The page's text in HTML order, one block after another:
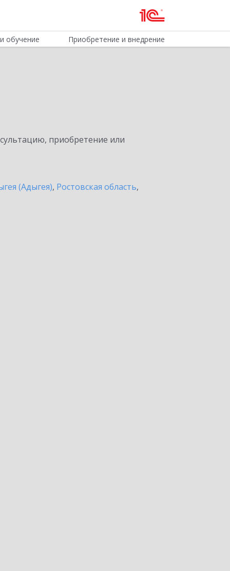
обучение Приобретение и внедрение
приобретение или
(Адыгея), Ростовская область,